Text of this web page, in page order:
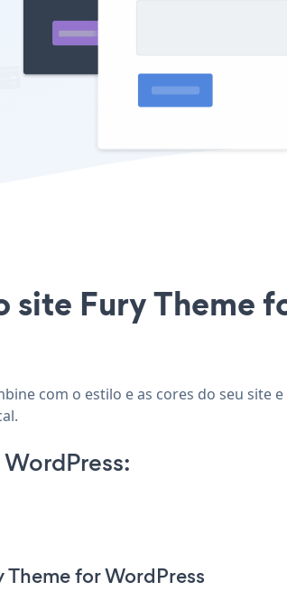
Fury Theme
com o estilo e as cores do seu site
for WordPress